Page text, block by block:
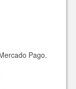
Pago.